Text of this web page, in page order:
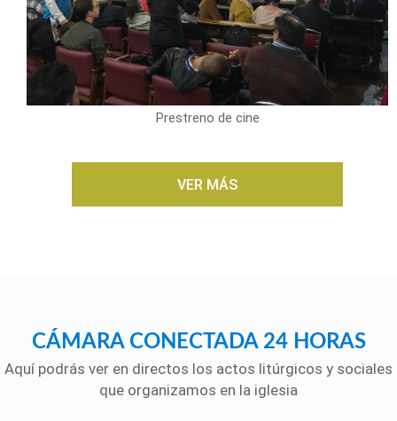
Prestreno de cine
VER MÁS
CÁMARA CONECTADA 24 HORAS
Aquí podrás ver en directos los actos litúrgicos y sociales
que organizamos en la iglesia